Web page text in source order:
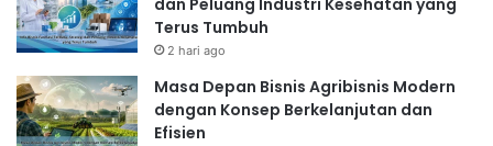
Terus Tumbuh
2 hari ago
Masa Depan Bisnis Agribisnis Modern
dengan Konsep Berkelanjutan dan
Efisien